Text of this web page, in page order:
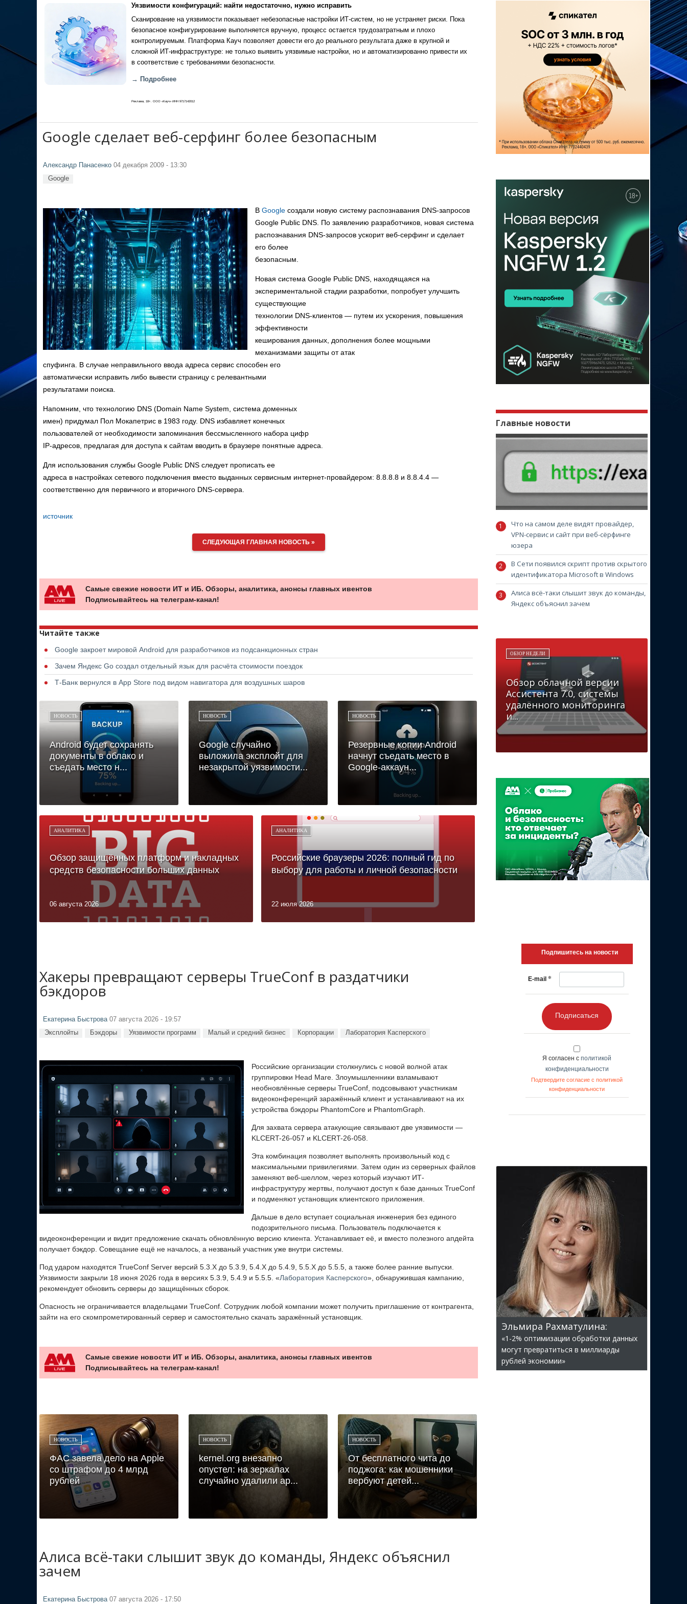
Уязвимости конфигураций: найти недостаточно, нужно исправить
Сканирование на уязвимости показывает небезопасные настройки ИТ-систем, но не устраняет риски. Пока
безопасное конфигурирование выполняется вручную, процесс остается трудозатратным и плохо
контролируемым. Платформа Кауч позволяет довести его до реального результата даже в крупной и
сложной ИТ-инфраструктуре: не только выявить уязвимые настройки, но и автоматизированно привести их
в соответствие с требованиями безопасности.
→ Подробнее
Реклама, 18+. ООО «Кауч» ИНН 9717142012
Google сделает веб-серфинг более безопасным
Александр Панасенко 04 декабря 2009 - 13:30
Google
В Google создали новую систему распознавания DNS-запросов
Google Public DNS. По заявлению разработчиков, новая система
распознавания DNS-запросов ускорит веб-серфинг и сделает
его более
безопасным.
Новая система Google Public DNS, находящаяся на
экспериментальной стадии разработки, попробует улучшить
существующие
технологии DNS-клиентов — путем их ускорения, повышения
эффективности
кеширования данных, дополнения более мощными
механизмами защиты от атак
спуфинга. В случае неправильного ввода адреса сервис способен его
автоматически исправить либо вывести страницу с релевантными
результатами поиска.
Напомним, что технологию DNS (Domain Name System, система доменных
имен) придумал Пол Мокапетрис в 1983 году. DNS избавляет конечных
пользователей от необходимости запоминания бессмысленного набора цифр
IP-адресов, предлагая для доступа к сайтам вводить в браузере понятные адреса.
Для использования службы Google Public DNS следует прописать ее
адреса в настройках сетевого подключения вместо выданных сервисным интернет-провайдером: 8.8.8.8 и 8.8.4.4 —
соответственно для первичного и вторичного DNS-сервера.
источник
СЛЕДУЮЩАЯ ГЛАВНАЯ НОВОСТЬ »
Самые свежие новости ИТ и ИБ. Обзоры, аналитика, анонсы главных ивентов
Подписывайтесь на телеграм-канал!
Читайте также
Google закроет мировой Android для разработчиков из подсанкционных стран
Зачем Яндекс Go создал отдельный язык для расчёта стоимости поездок
Т-Банк вернулся в App Store под видом навигатора для воздушных шаров
НОВОСТЬ
Android будет сохранять
документы в облако и
съедать место н...
НОВОСТЬ
Google случайно
выложила эксплойт для
незакрытой уязвимости...
НОВОСТЬ
Резервные копии Android
начнут съедать место в
Google-аккаун...
АНАЛИТИКА
Обзор защищённых платформ и накладных
средств безопасности больших данных
06 августа 2026
АНАЛИТИКА
Российские браузеры 2026: полный гид по
выбору для работы и личной безопасности
22 июля 2026
Хакеры превращают серверы TrueConf в раздатчики
бэкдоров
Екатерина Быстрова 07 августа 2026 - 19:57
Эксплойты Бэкдоры Уязвимости программ Малый и средний бизнес Корпорации Лаборатория Касперского
Российские организации столкнулись с новой волной атак
группировки Head Mare. Злоумышленники взламывают
необновлённые серверы TrueConf, подсовывают участникам
видеоконференций заражённый клиент и устанавливают на их
устройства бэкдоры PhantomCore и PhantomGraph.
Для захвата сервера атакующие связывают две уязвимости —
KLCERT-26-057 и KLCERT-26-058.
Эта комбинация позволяет выполнять произвольный код с
максимальными привилегиями. Затем один из серверных файлов
заменяют веб-шеллом, через который изучают ИТ-
инфраструктуру жертвы, получают доступ к базе данных TrueConf
и подменяют установщик клиентского приложения.
Дальше в дело вступает социальная инженерия без единого
подозрительного письма. Пользователь подключается к
видеоконференции и видит предложение скачать обновлённую версию клиента. Устанавливает её, и вместо полезного апдейта
получает бэкдор. Совещание ещё не началось, а незваный участник уже внутри системы.
Под ударом находятся TrueConf Server версий 5.3.X до 5.3.9, 5.4.X до 5.4.9, 5.5.X до 5.5.5, а также более ранние выпуски.
Уязвимости закрыли 18 июня 2026 года в версиях 5.3.9, 5.4.9 и 5.5.5. «Лаборатория Касперского», обнаружившая кампанию,
рекомендует обновить серверы до защищённых сборок.
Опасность не ограничивается владельцами TrueConf. Сотрудник любой компании может получить приглашение от контрагента,
зайти на его скомпрометированный сервер и самостоятельно скачать заражённый установщик.
Самые свежие новости ИТ и ИБ. Обзоры, аналитика, анонсы главных ивентов
Подписывайтесь на телеграм-канал!
НОВОСТЬ
ФАС завела дело на Apple
со штрафом до 4 млрд
рублей
НОВОСТЬ
kernel.org внезапно
опустел: на зеркалах
случайно удалили ар...
НОВОСТЬ
От бесплатного чита до
поджога: как мошенники
вербуют детей...
Алиса всё-таки слышит звук до команды, Яндекс объяснил
зачем
Екатерина Быстрова 07 августа 2026 - 17:50
Главные новости
Что на самом деле видят провайдер,
VPN-сервис и сайт при веб-сёрфинге
юзера
В Сети появился скрипт против скрытого
идентификатора Microsoft в Windows
Алиса всё-таки слышит звук до команды,
Яндекс объяснил зачем
ОБЗОР НЕДЕЛИ
Обзор облачной версии
Ассистента 7.0, системы
удалённого мониторинга
и...
Подпишитесь на новости
E-mail *
Подписаться
Я согласен с политикой
конфиденциальности
Подтвердите согласие с политикой
конфиденциальности
Эльмира Рахматулина:
«1-2% оптимизации обработки данных
могут превратиться в миллиарды
рублей экономии»